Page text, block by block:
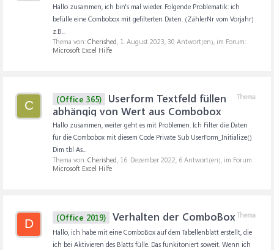
Hallo zusammen, ich bin's mal wieder. Folgende Problematik: ich
befülle eine Combobox mit gefilterten Daten. (ZählerNr vom Vorjahr)
z.B...
Thema von: Cherished, 1. August 2023, 30 Antwort(en), im Forum:
Microsoft Excel Hilfe
C
Thema
(Office 365)
Userform Textfeld füllen
abhängig von Wert aus Combobox
Hallo zusammen, weiter geht es mit Problemen. Ich Filter die Daten
für die Combobox mit diesem Code Private Sub UserForm_Initialize()
Dim tbl As...
Thema von: Cherished, 16. Dezember 2022, 6 Antwort(en), im Forum:
Microsoft Excel Hilfe
D
Thema
(Office 2019) Verhalten der ComboBox
Hallo, ich habe mit eine ComboBox auf dem Tabellenblatt erstellt, die
ich bei Aktivieren des Blatts fülle. Das funkitoniert soweit. Wenn ich